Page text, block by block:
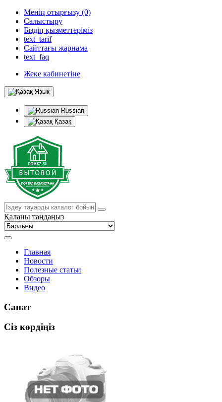
Менің отырғызу (0)
Салыстыру
Біздің қызметтеріміз
text_tarif
Сайттағы жарнама
text_faq
Жеке кабинетіне
Язык
Russian
Қазақ
Қаланы таңдаңыз
Главная
Новости
Полезные статьи
Обзоры
Видео
Санат
Сіз көрдіңіз